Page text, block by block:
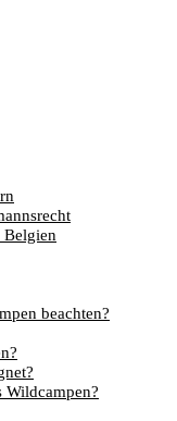
Belgien
beachten?
Wildcampen?